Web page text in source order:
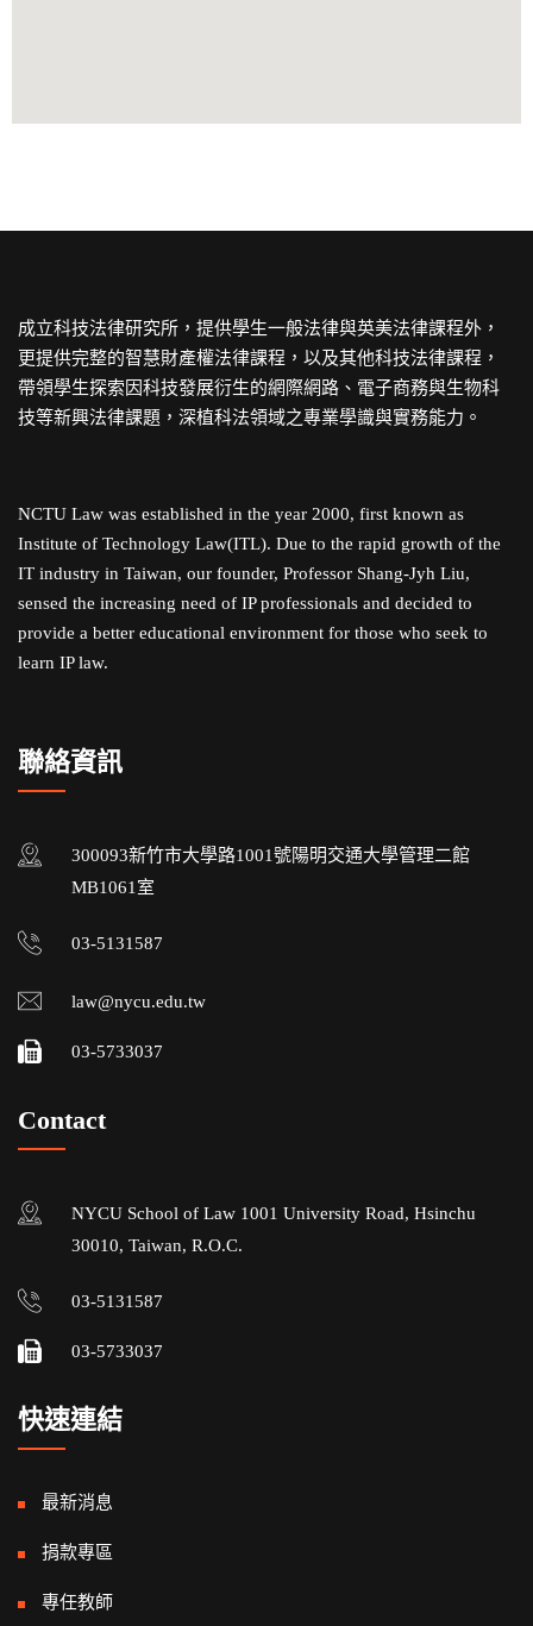
成立科技法律研究所，提供學生一般法律與英美法律課程外，
更提供完整的智慧財產權法律課程，以及其他科技法律課程，
帶領學生探索因科技發展衍生的網際網路、電子商務與生物科
技等新興法律課題，深植科法領域之專業學識與實務能力。
NCTU Law was established in the year 2000, first known as
Institute of Technology Law(ITL). Due to the rapid growth of the
IT industry in Taiwan, our founder, Professor Shang-Jyh Liu,
sensed the increasing need of IP professionals and decided to
provide a better educational environment for those who seek to
learn IP law.
聯絡資訊
300093新竹市大學路1001號陽明交通大學管理二館
MB1061室
03-5131587
law@nycu.edu.tw
03-5733037
Contact
NYCU School of Law 1001 University Road, Hsinchu
30010, Taiwan, R.O.C.
03-5131587
03-5733037
快速連結
最新消息
捐款專區
專任教師